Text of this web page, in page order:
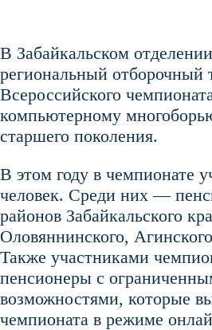
В Забайкальском
региональный отборочный
Всероссийского
компьютерному
старшего поколения.
В этом году в чемпионате
человек. Среди них —
районов Забайкальского
Оловяннинского,
Также участниками
пенсионеры с
возможностями, которые
чемпионата в режиме